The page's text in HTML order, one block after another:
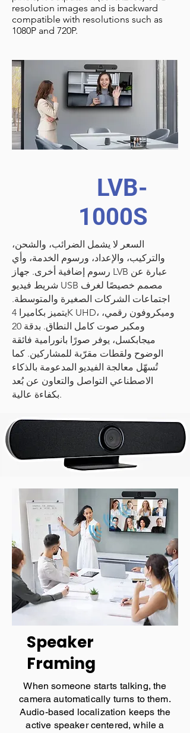
resolution images and is backward
compatible with resolutions such as
1080P and 720P.
LVB-
1000S
السعر لا يشمل الضرائب، والشحن،
والتركيب، والإعداد، ورسوم الخدمة، وأي
رسوم إضافية أخرى. جهاز LVB عبارة عن
شريط فيديو USB مصمم خصيصًا لغرف
اجتماعات الشركات الصغيرة والمتوسطة.
يتميز بكاميرا 4K UHD، وميكروفون رقمي،
ومكبر صوت كامل النطاق. بدقة 20
ميجابكسل، يوفر صورًا بانورامية فائقة
الوضوح ولقطات مقرّبة للمشاركين. كما
تُسهّل معالجة الفيديو المدعومة بالذكاء
الاصطناعي التواصل والتعاون عن بُعد
بكفاءة عالية.
Speaker
Framing
When someone starts talking, the
camera automatically turns to them.
Audio-based localization keeps the
active speaker centered, while a